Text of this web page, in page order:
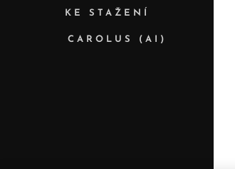
KE STAŽENÍ
✨ CAROLUS (AI)